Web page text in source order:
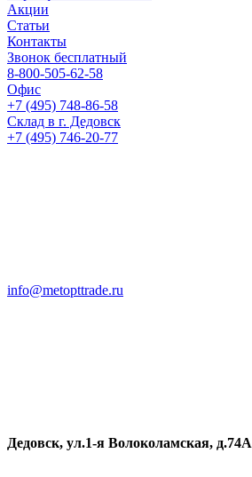
Акции
Статьи
Контакты
Звонок бесплатный
8-800-505-62-58
Офис
+7 (495) 748-86-58
Склад в г. Дедовск
+7 (495) 746-20-77
info@metopttrade.ru
Дедовск, ул.1-я Волоколамская, д.74А